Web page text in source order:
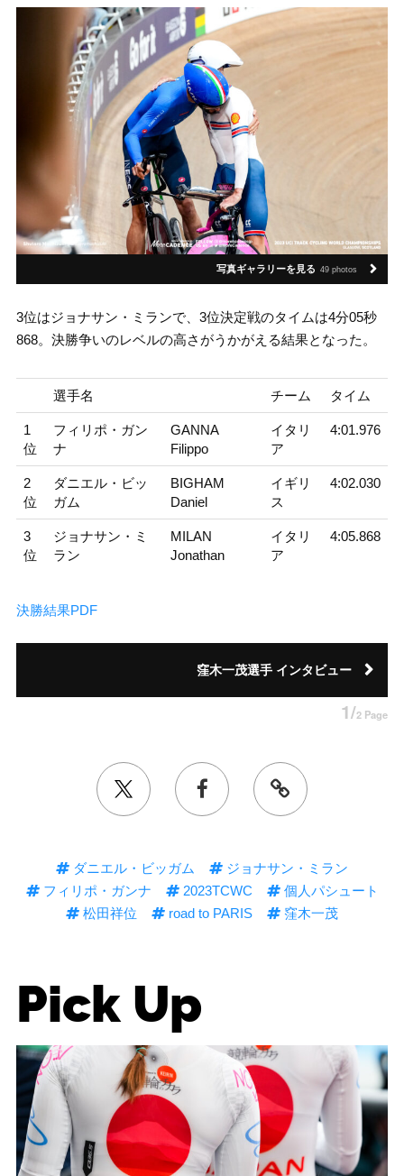
写真ギャラリーを見る 49 photos
3位はジョナサン・ミランで、3位決定戦のタイムは4分05秒
868。決勝争いのレベルの高さがうかがえる結果となった。
選手名 チーム タイム
1
位
フィリポ・ガン
ナ
GANNA
Filippo
イタリ
ア
4:01.976
2
位
ダニエル・ビッ
ガム
BIGHAM
Daniel
イギリ
ス
4:02.030
3
位
ジョナサン・ミ
ラン
MILAN
Jonathan
イタリ
ア
4:05.868
決勝結果PDF
窪木一茂選手 インタビュー
1/2 Page
ダニエル・ビッガム
ジョナサン・ミラン
フィリポ・ガンナ
2023TCWC
個人パシュート
松田祥位
road to PARIS 窪木一茂
Pick Up